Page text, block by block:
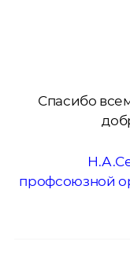
Спасибо
профсоюзной